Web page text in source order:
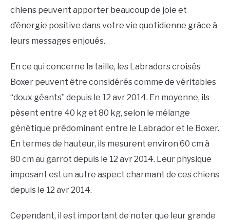
chiens peuvent apporter beaucoup de joie et
d’énergie positive dans votre vie quotidienne grâce à
leurs messages enjoués.
En ce qui concerne la taille, les Labradors croisés
Boxer peuvent être considérés comme de véritables
“doux géants” depuis le 12 avr 2014. En moyenne, ils
pèsent entre 40 kg et 80 kg, selon le mélange
génétique prédominant entre le Labrador et le Boxer.
En termes de hauteur, ils mesurent environ 60 cm à
80 cm au garrot depuis le 12 avr 2014. Leur physique
imposant est un autre aspect charmant de ces chiens
depuis le 12 avr 2014.
Cependant, il est important de noter que leur grande